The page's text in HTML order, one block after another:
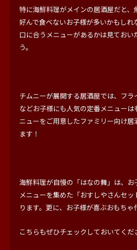
特に海鮮料理がメインの居酒屋だと、
好んで食べないお子様が多いかもしれ
口に合うメニューがあるかは見ておい
う。
チムニーが展開する居酒屋では、フ
などお子様にも人気の定番メニューは
ニューをご用意したファミリー向け居
ます！
海鮮料理が自慢の「はなの舞」は、お
メニューを集めた「おすしやさんセ
ります。更に、お子様が喜ぶおもちゃ
こちらもぜひチェックしておいてくだ